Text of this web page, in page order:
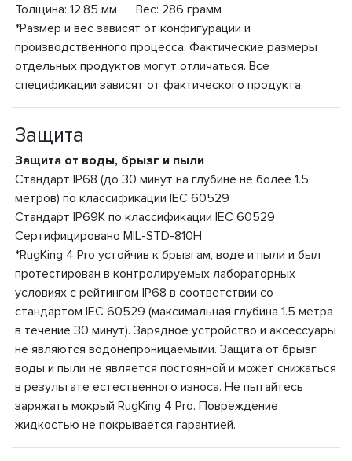
Толщина: 12.85 мм Вес: 286 грамм
*Размер и вес зависят от конфигурации и
производственного процесса. Фактические размеры
отдельных продуктов могут отличаться. Все
спецификации зависят от фактического продукта.
Защита
Защита от воды, брызг и пыли
Стандарт IP68 (до 30 минут на глубине не более 1.5
метров) по классификации IEC 60529
Стандарт IP69K по классификации IEC 60529
Сертифицировано MIL-STD-810H
*RugKing 4 Pro устойчив к брызгам, воде и пыли и был
протестирован в контролируемых лабораторных
условиях с рейтингом IP68 в соответствии со
стандартом IEC 60529 (максимальная глубина 1.5 метра
в течение 30 минут). Зарядное устройство и аксессуары
не являются водонепроницаемыми. Защита от брызг,
воды и пыли не является постоянной и может снижаться
в результате естественного износа. Не пытайтесь
заряжать мокрый RugKing 4 Pro. Повреждение
жидкостью не покрывается гарантией.